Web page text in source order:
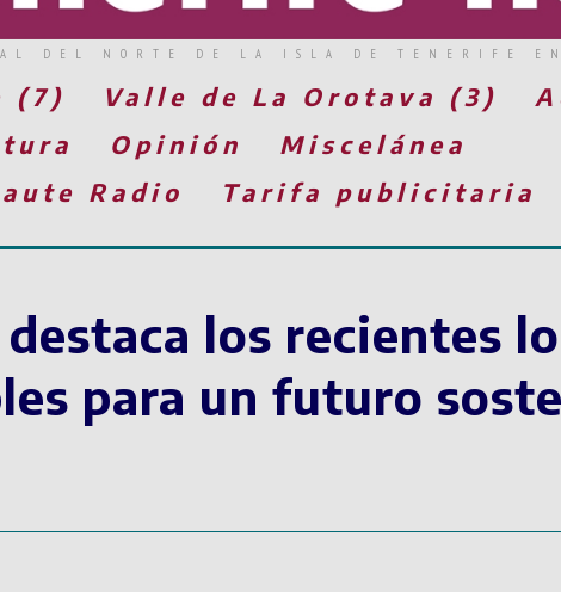
DEL NORTE DE LA ISLA DE TENERIFE
(7) Valle de La Orotava (3)
Opinión
Miscelánea
Radio
Tarifa publicitaria
los recientes
para un futuro